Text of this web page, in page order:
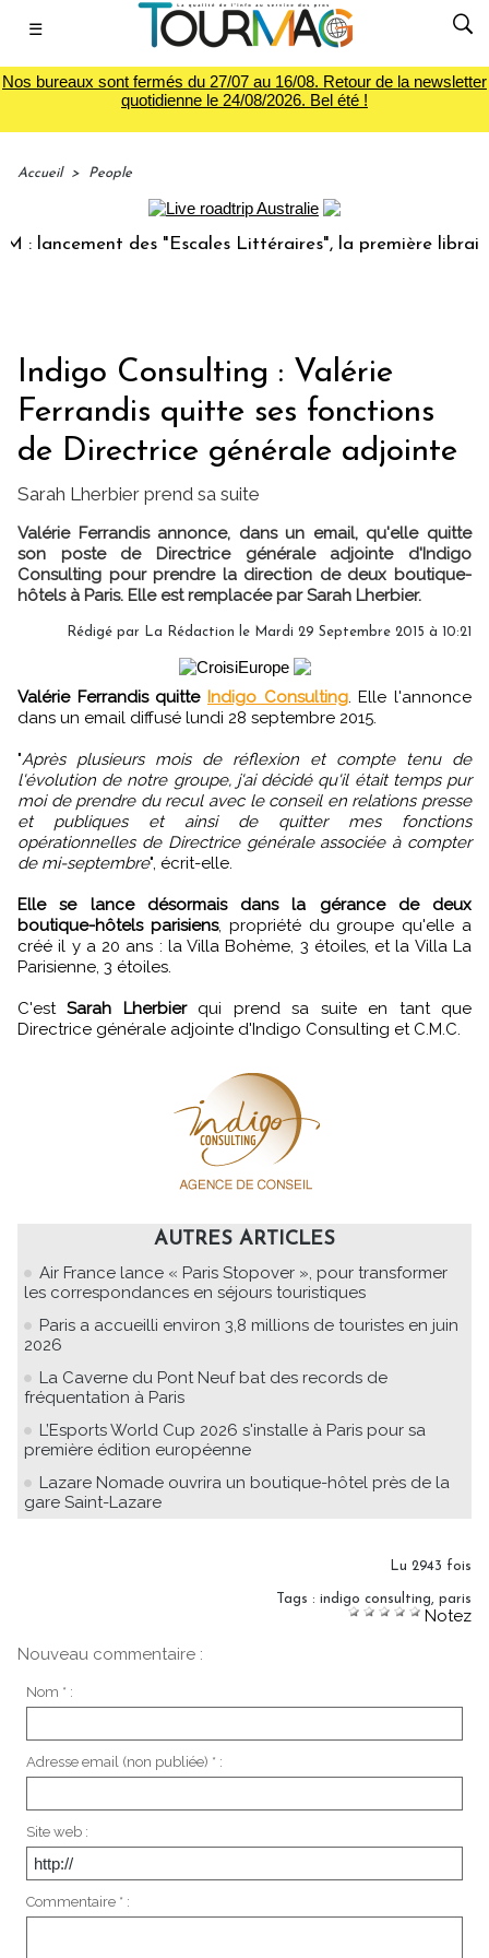
☰
Nos bureaux sont fermés du 27/07 au 16/08. Retour de la newsletter
quotidienne le 24/08/2026. Bel été !
Accueil > People
des "Escales Littéraires", la première librairie
Indigo Consulting : Valérie
Ferrandis quitte ses fonctions
de Directrice générale adjointe
Sarah Lherbier prend sa suite
Valérie Ferrandis annonce, dans un email, qu'elle quitte
son poste de Directrice générale adjointe d'Indigo
Consulting pour prendre la direction de deux boutique-
hôtels à Paris. Elle est remplacée par Sarah Lherbier.
Rédigé par La Rédaction le Mardi 29 Septembre 2015 à 10:21
Valérie Ferrandis quitte Indigo Consulting. Elle l'annonce
dans un email diffusé lundi 28 septembre 2015.
"Après plusieurs mois de réflexion et compte tenu de
l'évolution de notre groupe, j'ai décidé qu'il était temps pur
moi de prendre du recul avec le conseil en relations presse
et publiques et ainsi de quitter mes fonctions
opérationnelles de Directrice générale associée à compter
de mi-septembre", écrit-elle.
Elle se lance désormais dans la gérance de deux
boutique-hôtels parisiens, propriété du groupe qu'elle a
créé il y a 20 ans : la Villa Bohème, 3 étoiles, et la Villa La
Parisienne, 3 étoiles.
C'estSarah Lherbierqui prend sa suite en tant que
Directrice générale adjointe d'Indigo Consulting et C.M.C.
AUTRES ARTICLES
Air France lance « Paris Stopover », pour transformer
les correspondances en séjours touristiques
Paris a accueilli environ 3,8 millions de touristes en juin
2026
La Caverne du Pont Neuf bat des records de
fréquentation à Paris
L’Esports World Cup 2026 s'installe à Paris pour sa
première édition européenne
Lazare Nomade ouvrira un boutique-hôtel près de la
gare Saint-Lazare
Lu 2943 fois
Tags : indigo consulting paris
Notez
Nouveau commentaire :
Nom * :
Adresse email (non publiée) * :
Site web :
Commentaire * :